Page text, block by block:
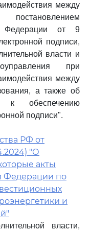
между
Федерации от 9
подписи,
власти и
при
между
а также об
к обеспечению
подписи".
РФ от
"О
акты
Федерации по
и
власти,